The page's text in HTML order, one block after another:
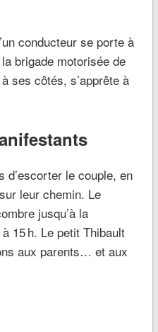
conducteur se porte à
brigade motorisée de
ses côtés, s’apprête à
d’escorter le couple, en
leur chemin. Le
jusqu’à la
15 h. Le petit Thibault
aux parents… et aux